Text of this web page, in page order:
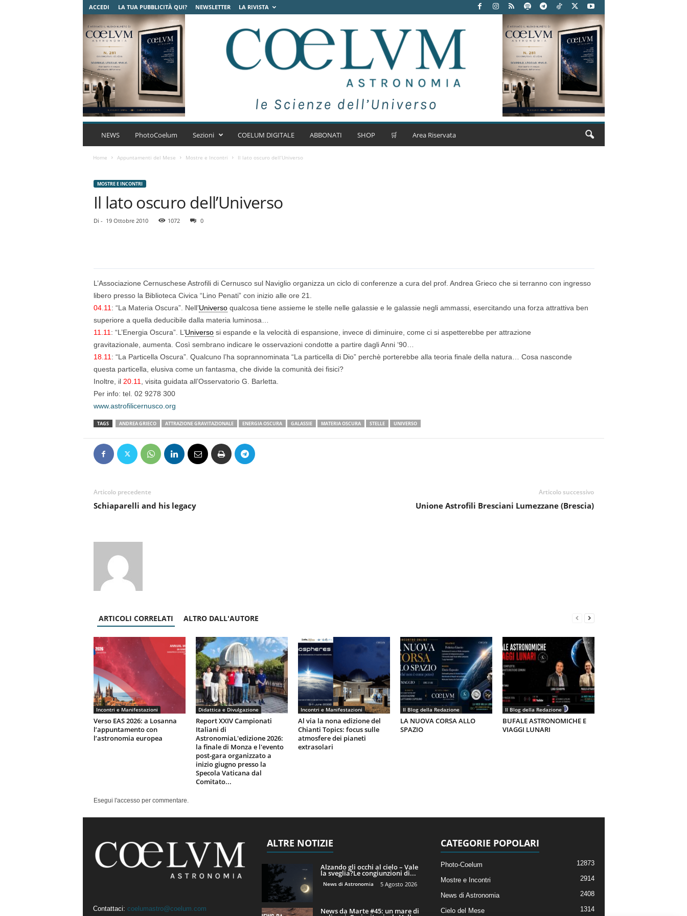
ACCEDI LA TUA PUBBLICITÀ QUI? NEWSLETTER LA RIVISTA
C
t
a
NEWS PhotoCoelum Sezioni COELUM DIGITALE ABBONATI SHOP 🛒 Area Riservata
Home Appuntamenti del Mese Mostre e Incontri Il lato oscuro dell’Universo
MOSTRE E INCONTRI
Il lato oscuro dell’Universo
Di - 19 Ottobre 2010 1072 0
L’Associazione Cernuschese Astrofili di Cernusco sul Naviglio organizza un ciclo di conferenze a cura del prof. Andrea Grieco che si terranno con ingresso
libero presso la Biblioteca Civica “Lino Penati” con inizio alle ore 21.
04.11 : “La Materia Oscura”. Nell’Universoqualcosa tiene assieme le stelle nelle galassie e le galassie negli ammassi, esercitando una forza attrattiva ben
superiore a quella deducibile dalla materia luminosa…
11.11 : “L’Energia Oscura”. L’Universosi espande e la velocità di espansione, invece di diminuire, come ci si aspetterebbe per attrazione
gravitazionale, aumenta. Così sembrano indicare le osservazioni condotte a partire dagli Anni ‘90…
18.11 : “La Particella Oscura”. Qualcuno l’ha soprannominata “La particella di Dio” perchè porterebbe alla teoria finale della natura… Cosa nasconde
questa particella, elusiva come un fantasma, che divide la comunità dei fisici?
Inoltre, il 20.11
, visita guidata all’Osservatorio G. Barletta.
Per info: tel. 02 9278 300
www.astrofilicernusco.org
TAGS ANDREA GRIECO ATTRAZIONE GRAVITAZIONALE ENERGIA OSCURA GALASSIE MATERIA OSCURA STELLE UNIVERSO
Articolo precedente
Schiaparelli and his legacy
Articolo successivo
Unione Astrofili Bresciani Lumezzane (Brescia)
ARTICOLI CORRELATI ALTRO DALL'AUTORE
Incontri e Manifestazioni
Verso EAS 2026: a Losanna
l’appuntamento con
l’astronomia europea
Didattica e Divulgazione
Report XXIV Campionati
Italiani di
AstronomiaL'edizione 2026:
la finale di Monza e l'evento
post-gara organizzato a
inizio giugno presso la
Specola Vaticana dal
Comitato...
Incontri e Manifestazioni
Al via la nona edizione del
Chianti Topics: focus sulle
atmosfere dei pianeti
extrasolari
Il Blog della Redazione
LA NUOVA CORSA ALLO
SPAZIO
Il Blog della Redazione
BUFALE ASTRONOMICHE E
VIAGGI LUNARI
Esegui l'accesso per commentare.
Contattaci: coelumastro@coelum.com
ALTRE NOTIZIE
Alzando gli occhi al cielo – Vale
la sveglia?Le congiunzioni di...
News di Astronomia 5 Agosto 2026
News da Marte #45: un mare di
CATEGORIE POPOLARI
Photo-Coelum 12873
Mostre e Incontri 2914
News di Astronomia 2408
Cielo del Mese 1314